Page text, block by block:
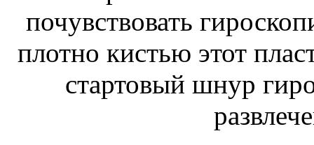
почувствовать
плотно кистью этот
стартовый шнур